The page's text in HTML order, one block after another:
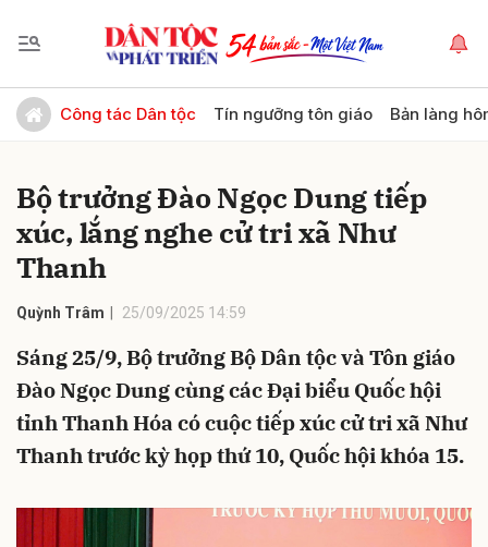
Công tác Dân tộc Tín ngưỡng tôn giáo Bản làng
Bộ trưởng Đào Ngọc Dung tiếp
xúc, lắng nghe cử tri xã Như
Thanh
Quỳnh Trâm 25/09/2025 14:59
Sáng 25/9, Bộ trưởng Bộ Dân tộc và Tôn giáo
Đào Ngọc Dung cùng các Đại biểu Quốc hội
tỉnh Thanh Hóa có cuộc tiếp xúc cử tri xã Như
Thanh trước kỳ họp thứ 10, Quốc hội khóa 15.
Gửi bình luận